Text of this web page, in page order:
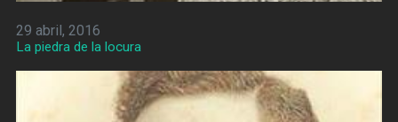
29 abril, 2016
La piedra de la locura